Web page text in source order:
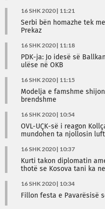
16 SHK 2020 | 11:21
Serbi bën homazhe tek
Prekaz
16 SHK 2020 | 11:18
PDK-ja: Jo idesë së
ulëse në OKB
16 SHK 2020 | 11:15
Modelja e famshme
brendshme
16 SHK 2020 | 10:54
OVL-UÇK-së i reagon
mundohen ta njollosin
16 SHK 2020 | 10:37
Kurti takon diplomatin
thotë se Kosova tani ka
16 SHK 2020 | 10:34
Fillon festa e Pavarësisë